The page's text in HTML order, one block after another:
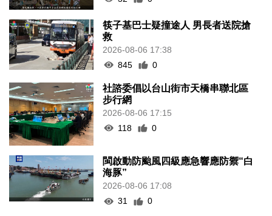
筷子基巴士疑撞途人 男長者送院搶
救
2026-08-06 17:38
845
0
社諮委倡以台山街市天橋串聯北區
步行網
2026-08-06 17:15
118
0
閩啟動防颱風四級應急響應防禦“白
海豚”
2026-08-06 17:08
31
0